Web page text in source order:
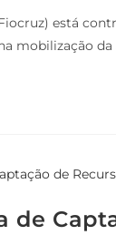
está
mobilização
de